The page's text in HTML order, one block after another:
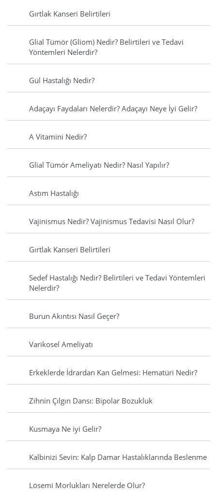
Gırtlak Kanseri Belirtileri
Glial Tümör (Gliom) Nedir? Belirtileri ve Tedavi
Yöntemleri Nelerdir?
Gül Hastalığı Nedir?
Adaçayı Faydaları Nelerdir? Adaçayı Neye İyi Gelir?
A Vitamini Nedir?
Glial Tümör Ameliyatı Nedir? Nasıl Yapılır?
Astım Hastalığı
Vajinismus Nedir? Vajinismus Tedavisi Nasıl Olur?
Gırtlak Kanseri Belirtileri
Sedef Hastalığı Nedir? Belirtileri ve Tedavi Yöntemleri
Nelerdir?
Burun Akıntısı Nasıl Geçer?
Varikosel Ameliyatı
Erkeklerde İdrardan Kan Gelmesi: Hematüri Nedir?
Zihnin Çılgın Dansı: Bipolar Bozukluk
Kusmaya Ne iyi Gelir?
Kalbinizi Sevin: Kalp Damar Hastalıklarında Beslenme
Lösemi Morlukları Nerelerde Olur?